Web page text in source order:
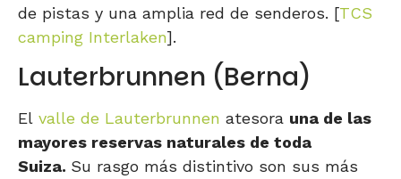
de pistas y una amplia red de senderos. [TCS
camping Interlaken].
Lauterbrunnen (Berna)
El valle de Lauterbrunnen atesora una de las
mayores reservas naturales de toda
Suiza. Su rasgo más distintivo son sus más